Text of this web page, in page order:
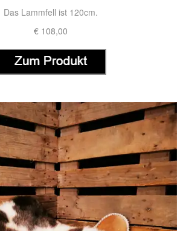
Das Lammfell ist 120cm.
€ 108,00